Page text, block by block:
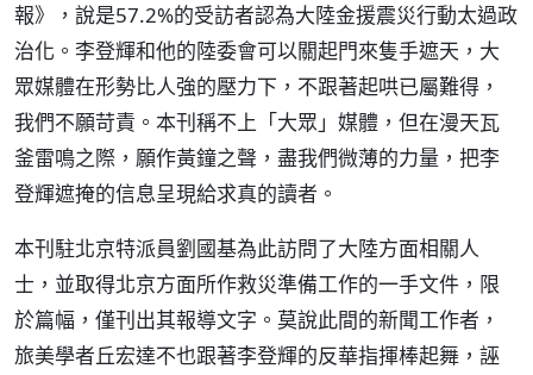
報》，說是57.2%的受訪者認為大陸金援震災行動太過政
治化。李登輝和他的陸委會可以關起門來隻手遮天，大
眾媒體在形勢比人強的壓力下，不跟著起哄已屬難得，
我們不願苛責。本刊稱不上「大眾」媒體，但在漫天瓦
釜雷鳴之際，願作黃鐘之聲，盡我們微薄的力量，把李
登輝遮掩的信息呈現給求真的讀者。
本刊駐北京特派員劉國基為此訪問了大陸方面相關人
士，並取得北京方面所作救災準備工作的一手文件，限
於篇幅，僅刊出其報導文字。莫說此間的新聞工作者，
旅美學者丘宏達不也跟著李登輝的反華指揮棒起舞，誣